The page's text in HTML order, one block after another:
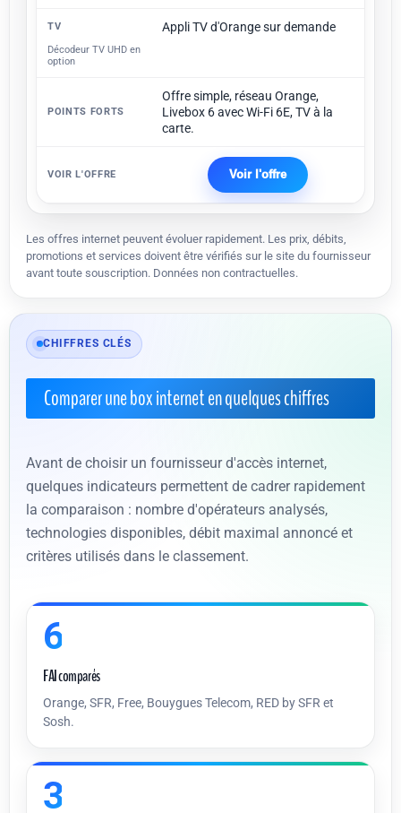
Appli TV d'Orange sur demande
Décodeur TV UHD en
option
Offre simple, réseau Orange,
Livebox 6 avec Wi-Fi 6E, TV à la
carte.
Voir l'offre
Les offres internet peuvent évoluer rapidement. Les prix, débits,
promotions et services doivent être vérifiés sur le site du fournisseur
avant toute souscription. Données non contractuelles.
CHIFFRES CLÉS
Comparer une box internet en quelques chiffres
Avant de choisir un fournisseur d'accès internet,
quelques indicateurs permettent de cadrer rapidement
la comparaison : nombre d'opérateurs analysés,
technologies disponibles, débit maximal annoncé et
critères utilisés dans le classement.
FAI comparés
Orange, SFR, Free, Bouygues Telecom, RED by SFR et
Sosh.